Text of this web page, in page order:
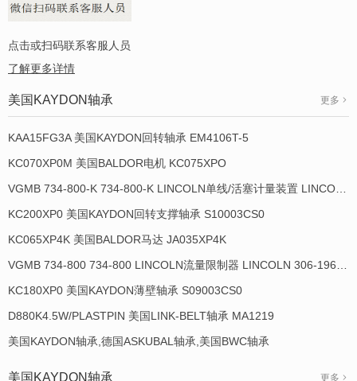
点击或扫码联系客服人员
了解更多详情
美国KAYDON轴承 更多
KAA15FG3A 美国KAYDON回转轴承 EM4106T-5
KC070XP0M 美国BALDOR电机 KC075XPO
KC200XP0 美国KAYDON回转支撑轴承 S10003CS0
KC065XP4K 美国BALDOR马达 JA035XP4K
KC180XP0 美国KAYDON薄壁轴承 S09003CS0
D880K4.5W/PLASTPIN 美国LINK-BELT轴承 MA1219
美国KAYDON轴承,德国ASKUBAL轴承,美国BWC轴承
美国KAYDON轴承 更多